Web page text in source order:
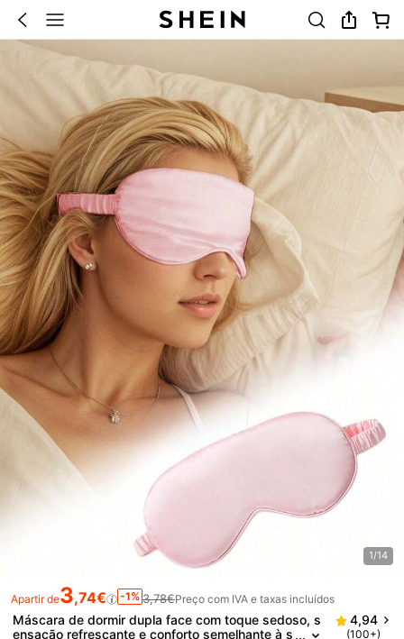
1/14
Apartir de3,74€ -1% 3,78€Preço com IVA e taxas incluídos
Máscara de dormir dupla face com toque sedoso, s
ensação refrescante e conforto semelhante à s
4,94
(100+)